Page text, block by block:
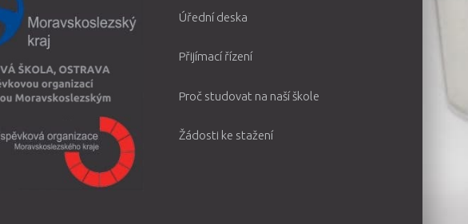
Úřední deska
Přijímací řízení
Proč studovat na naší škole
Žádosti ke stažení